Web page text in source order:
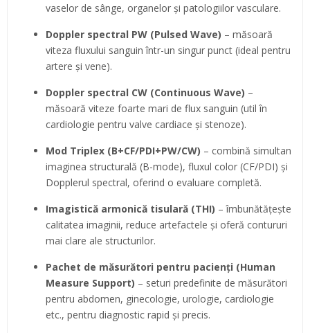
vaselor de sânge, organelor și patologiilor vasculare.
Doppler spectral PW (Pulsed Wave) – măsoară
viteza fluxului sanguin într-un singur punct (ideal pentru
artere și vene).
Doppler spectral CW (Continuous Wave) –
măsoară viteze foarte mari de flux sanguin (util în
cardiologie pentru valve cardiace și stenoze).
Mod Triplex (B+CF/PDI+PW/CW) – combină simultan
imaginea structurală (B-mode), fluxul color (CF/PDI) și
Dopplerul spectral, oferind o evaluare completă.
Imagistică armonică tisulară (THI) – îmbunătățește
calitatea imaginii, reduce artefactele și oferă contururi
mai clare ale structurilor.
Pachet de măsurători pentru pacienți (Human
Measure Support) – seturi predefinite de măsurători
pentru abdomen, ginecologie, urologie, cardiologie
etc., pentru diagnostic rapid și precis.